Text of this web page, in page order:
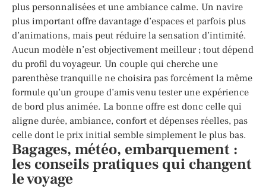
plus personnalisées et une ambiance calme. Un navire
plus important offre davantage d’espaces et parfois plus
d’animations, mais peut réduire la sensation d’intimité.
Aucun modèle n’est objectivement meilleur ; tout dépend
du profil du voyageur. Un couple qui cherche une
parenthèse tranquille ne choisira pas forcément la même
formule qu’un groupe d’amis venu tester une expérience
de bord plus animée. La bonne offre est donc celle qui
aligne durée, ambiance, confort et dépenses réelles, pas
celle dont le prix initial semble simplement le plus bas.
Bagages, météo, embarquement :
les conseils pratiques qui changent
le voyage